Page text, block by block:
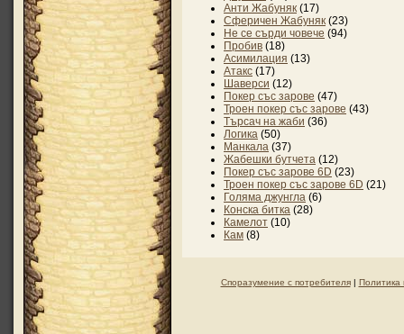
Анти Жабуняк (17)
Сферичен Жабуняк (23)
Не се сърди човече (94)
Пробив (18)
Асимилация (13)
Атакс (17)
Шаверси (12)
Покер със зарове (47)
Троен покер със зарове (43)
Търсач на жаби (36)
Логика (50)
Манкала (37)
Жабешки бутчета (12)
Покер със зарове 6D (23)
Троен покер със зарове 6D (21)
Голяма джунгла (6)
Конска битка (28)
Камелот (10)
Кам (8)
Споразумение с потребителя| Политика